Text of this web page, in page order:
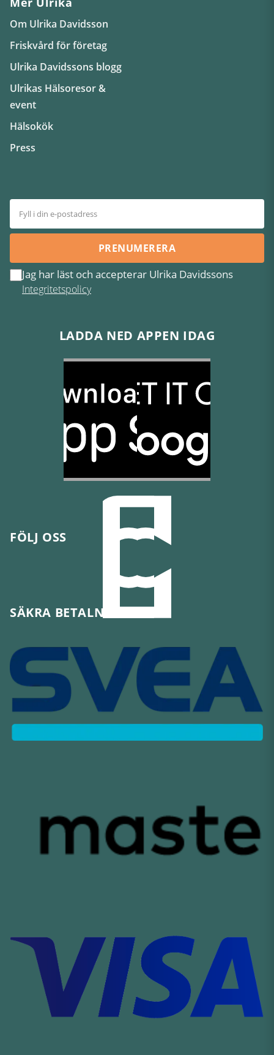
Om Ulrika Davidsson
Friskvård för företag
Ulrika Davidssons blogg
Ulrikas Hälsoresor &
event
Hälsokök
Press
PRENUMERERA
Jag har läst och accepterar Ulrika Davidssons
Integritetspolicy
LADDA NED APPEN IDAG
FÖLJ OSS
SÄKRA BETALNINGAR